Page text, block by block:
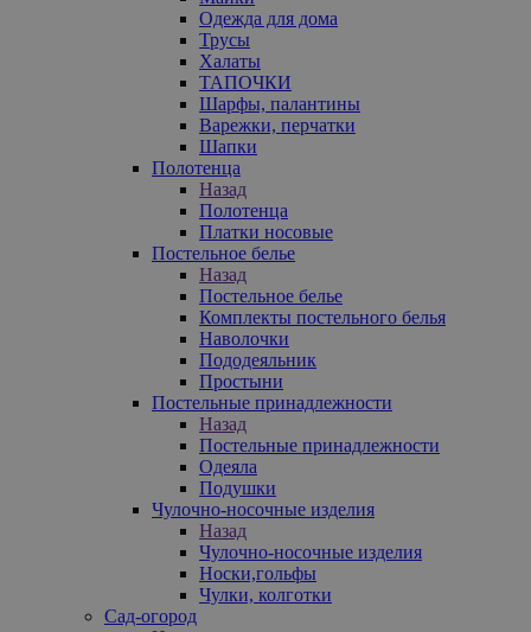
Одежда для дома
Трусы
Халаты
ТАПОЧКИ
Шарфы, палантины
Варежки, перчатки
Шапки
Полотенца
Назад
Полотенца
Платки носовые
Постельное белье
Назад
Постельное белье
Комплекты постельного белья
Наволочки
Пододеяльник
Простыни
Постельные принадлежности
Назад
Постельные принадлежности
Одеяла
Подушки
Чулочно-носочные изделия
Назад
Чулочно-носочные изделия
Носки,гольфы
Чулки, колготки
Сад-огород